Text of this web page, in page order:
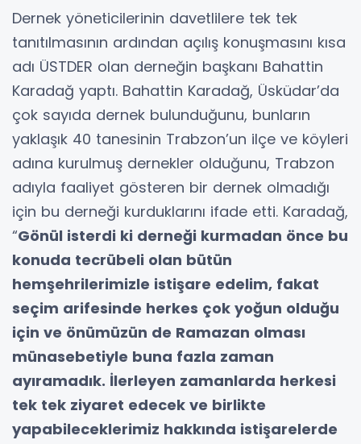
Dernek yöneticilerinin davetlilere tek tek
tanıtılmasının ardından açılış konuşmasını kısa
adı ÜSTDER olan derneğin başkanı Bahattin
Karadağ yaptı. Bahattin Karadağ, Üsküdar’da
çok sayıda dernek bulunduğunu, bunların
yaklaşık 40 tanesinin Trabzon’un ilçe ve köyleri
adına kurulmuş dernekler olduğunu, Trabzon
adıyla faaliyet gösteren bir dernek olmadığı
için bu derneği kurduklarını ifade etti. Karadağ,
“Gönül isterdi ki derneği kurmadan önce bu
konuda tecrübeli olan bütün
hemşehrilerimizle istişare edelim, fakat
seçim arifesinde herkes çok yoğun olduğu
için ve önümüzün de Ramazan olması
münasebetiyle buna fazla zaman
ayıramadık. İlerleyen zamanlarda herkesi
tek tek ziyaret edecek ve birlikte
yapabileceklerimiz hakkında istişarelerde